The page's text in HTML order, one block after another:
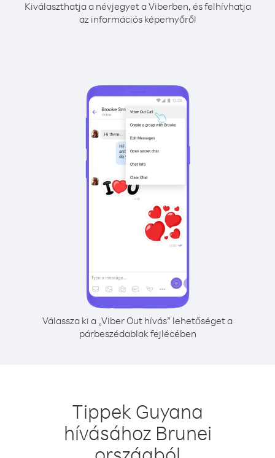
Kiválaszthatja a névjegyet a Viberben, és felhívhatja
az információs képernyőről
Válassza ki a „Viber Out hívás” lehetőséget a
párbeszédablak fejlécében
Tippek Guyana
hívásához Brunei